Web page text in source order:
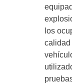
los
calidad